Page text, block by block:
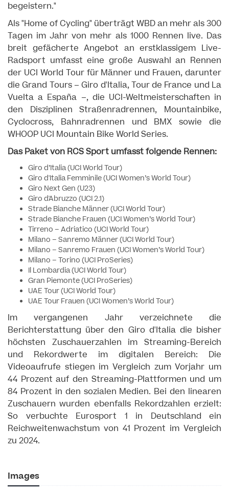
begeistern."
Als "Home of Cycling" überträgt WBD an mehr als 300
Tagen im Jahr von mehr als 1000 Rennen live. Das
breit gefächerte Angebot an erstklassigem Live-
Radsport umfasst eine große Auswahl an Rennen
der UCI World Tour für Männer und Frauen, darunter
die Grand Tours – Giro d'Italia, Tour de France und La
Vuelta a España –, die UCI-Weltmeisterschaften in
den Disziplinen Straßenradrennen, Mountainbike,
Cyclocross, Bahnradrennen und BMX sowie die
WHOOP UCI Mountain Bike World Series.
Das Paket von RCS Sport umfasst folgende Rennen:
Giro d’Italia (UCI World Tour)
Giro d'Italia Femminile (UCI Women’s World Tour)
Giro Next Gen (U23)
Giro d'Abruzzo (UCI 2.1)
Strade Bianche Männer (UCI World Tour)
Strade Bianche Frauen (UCI Women’s World Tour)
Tirreno – Adriatico (UCI World Tour)
Milano – Sanremo Männer (UCI World Tour)
Milano – Sanremo Frauen (UCI Women’s World Tour)
Milano – Torino (UCI ProSeries)
Il Lombardia (UCI World Tour)
Gran Piemonte (UCI ProSeries)
UAE Tour (UCI World Tour)
UAE Tour Frauen (UCI Women’s World Tour)
Im vergangenen Jahr verzeichnete die
Berichterstattung über den Giro d'Italia die bisher
höchsten Zuschauerzahlen im Streaming-Bereich
und Rekordwerte im digitalen Bereich: Die
Videoaufrufe stiegen im Vergleich zum Vorjahr um
44 Prozent auf den Streaming-Plattformen und um
84 Prozent in den sozialen Medien. Bei den linearen
Zuschauern wurden ebenfalls Rekordzahlen erzielt:
So verbuchte Eurosport 1 in Deutschland ein
Reichweitenwachstum von 41 Prozent im Vergleich
zu 2024.
Images